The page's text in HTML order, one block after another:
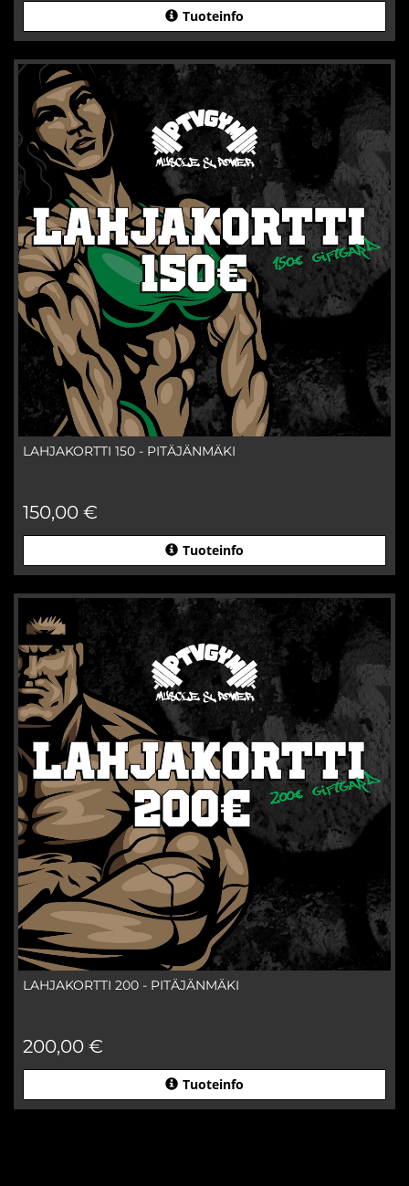
Tuoteinfo
LAHJAKORTTI 150 - PITÄJÄNMÄKI
150,00 €
Tuoteinfo
LAHJAKORTTI 200 - PITÄJÄNMÄKI
200,00 €
Tuoteinfo